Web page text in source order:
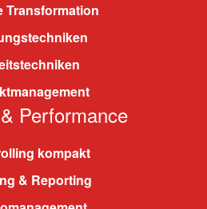
Transformation
Performance
kompakt
& Reporting